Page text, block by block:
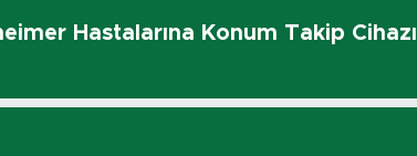
Hastalarına Konum Takip Cihazı